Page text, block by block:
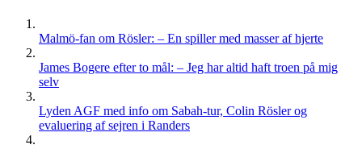
Malmö-fan om Rösler: – En spiller med masser af hjerte
James Bogere efter to mål: – Jeg har altid haft troen på mig
selv
Lyden AGF med info om Sabah-tur, Colin Rösler og
evaluering af sejren i Randers